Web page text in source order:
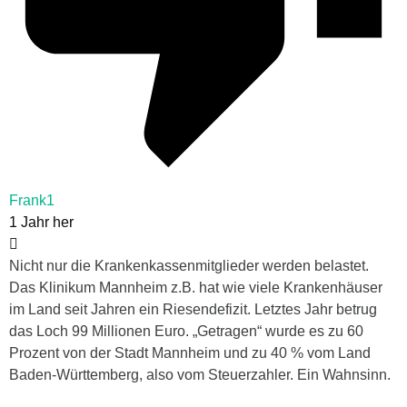
Frank1
1 Jahr her
Nicht nur die Krankenkassenmitglieder werden belastet.
Das Klinikum Mannheim z.B. hat wie viele Krankenhäuser
im Land seit Jahren ein Riesendefizit. Letztes Jahr betrug
das Loch 99 Millionen Euro. „Getragen“ wurde es zu 60
Prozent von der Stadt Mannheim und zu 40 % vom Land
Baden-Württemberg, also vom Steuerzahler. Ein Wahnsinn.